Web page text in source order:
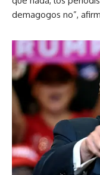
demagogos no”,